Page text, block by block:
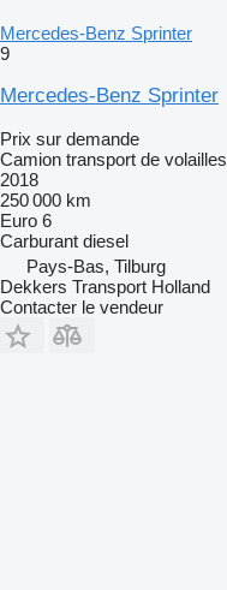
Mercedes-Benz Sprinter
9
Mercedes-Benz Sprinter
Prix sur demande
Camion transport de volailles
2018
250 000 km
Euro 6
Carburant diesel
Pays-Bas, Tilburg
Dekkers Transport Holland
Contacter le vendeur